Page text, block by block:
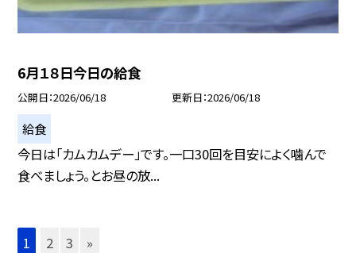
6月１８日今日の給食
公開日 2026/06/18 更新日 2026/06/18
給食
今日は「カムカムデー」です。一口30回を目安によく噛んで
食べましょう。とお昼の放...
1 2 3 »